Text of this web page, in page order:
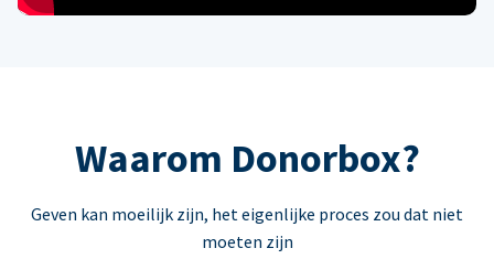
Waarom Donorbox?
Geven kan moeilijk zijn, het eigenlijke proces zou dat niet
moeten zijn